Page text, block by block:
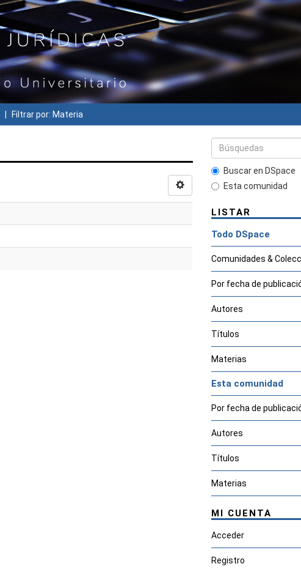
Filtrar por: Materia
Buscar en DSpace
Esta comunidad
LISTAR
Todo DSpace
Comunidades &
Por fecha de
Autores
Títulos
Materias
Esta comunidad
Por fecha de
Autores
Títulos
Materias
MI CUENTA
Acceder
Registro